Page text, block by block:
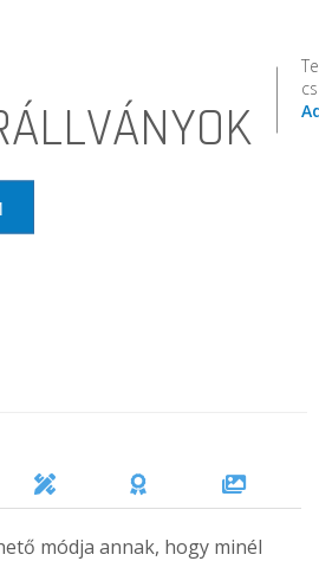
módja annak, hogy minél